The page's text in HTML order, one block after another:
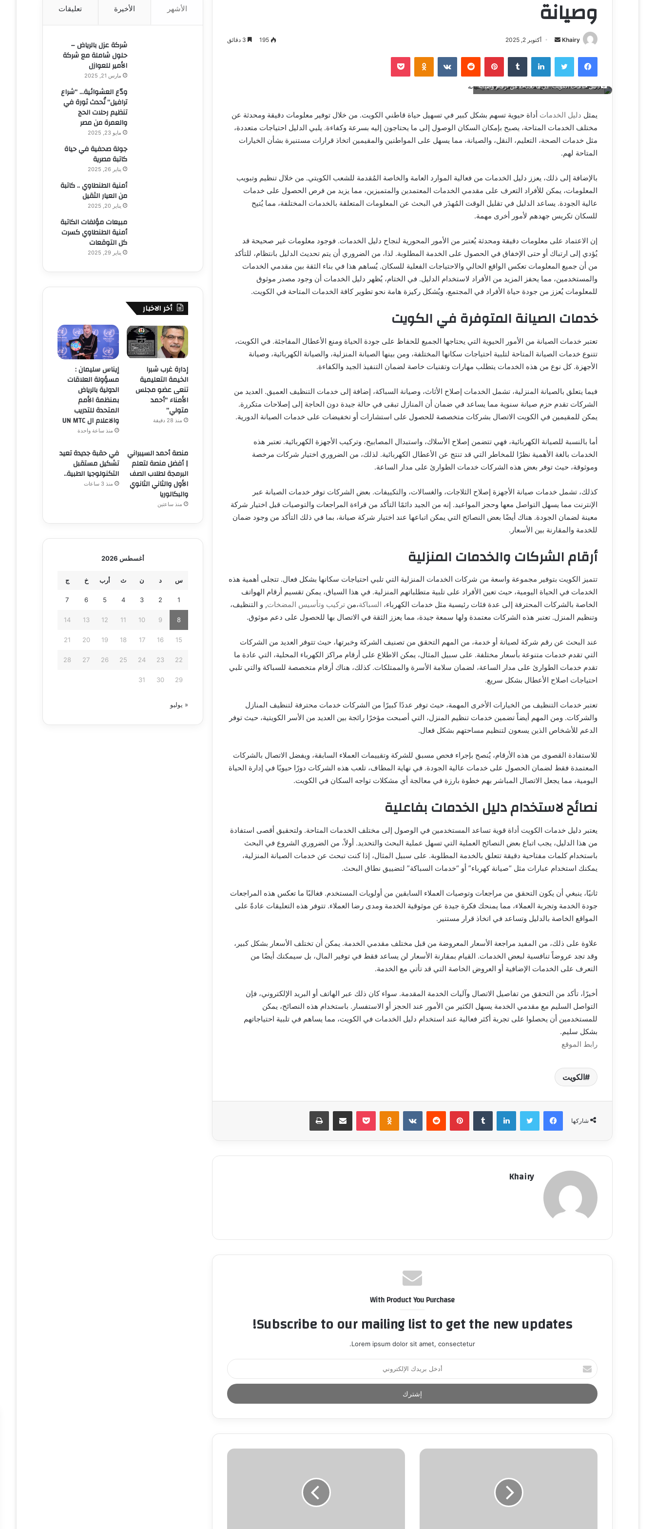
وصيانة
Khairy
أ
ل
ب
إ
ت
ر
و
أكتوبر 2, 2025 195 3 دقائق
فيسبوك تويتر لينكدإن ‏Tumblr بينتيريست ‏Reddit
‏VKontakte
Odnoklassniki بوكيت
دليل خدمات الكويت: كل ما تحتاجه من أرقام وصيانة
يمثل دليل الخدمات أداة حيوية تسهم بشكل كبير في تسهيل حياة قاطني الكويت. من خلال توفير معلومات دقيقة ومحدثة عن
مختلف الخدمات المتاحة، يصبح بإمكان السكان الوصول إلى ما يحتاجون إليه بسرعة وكفاءة. يلبي الدليل احتياجات متعددة،
مثل خدمات الصحة، التعليم، النقل، والصيانة، مما يسهل على المواطنين والمقيمين اتخاذ قرارات مستنيرة بشأن الخيارات
المتاحة لهم.
بالإضافة إلى ذلك، يعزز دليل الخدمات من فعالية الموارد العامة والخاصة المُقدمة للشعب الكويتي. من خلال تنظيم وتبويب
المعلومات، يمكن للأفراد التعرف على مقدمي الخدمات المعتمدين والمتميزين، مما يزيد من فرص الحصول على خدمات
عالية الجودة. يساعد الدليل في تقليل الوقت المُهدَر في البحث عن المعلومات المتعلقة بالخدمات المختلفة، مما يُتيح
للسكان تكريس جهدهم لأمور أخرى مهمة.
إن الاعتماد على معلومات دقيقة ومحدثة يُعتبر من الأمور المحورية لنجاح دليل الخدمات. فوجود معلومات غير صحيحة قد
يُؤدي إلى ارتباك أو حتى الإخفاق في الحصول على الخدمة المطلوبة. لذا، من الضروري أن يتم تحديث الدليل بانتظام، للتأكد
من أن جميع المعلومات تعكس الواقع الحالي والاحتياجات الفعلية للسكان. يُساهم هذا في بناء الثقة بين مقدمي الخدمات
والمستخدمين، مما يحفز المزيد من الأفراد لاستخدام الدليل. في الختام، يُظهر دليل الخدمات أن وجود مصدر موثوق
للمعلومات يُعزز من جودة حياة الأفراد في المجتمع، ويُشكل ركيزة هامة نحو تطوير كافة الخدمات المتاحة في الكويت.
خدمات الصيانة المتوفرة في الكويت
تعتبر خدمات الصيانة من الأمور الحيوية التي يحتاجها الجميع للحفاظ على جودة الحياة ومنع الأعطال المفاجئة. في الكويت،
تتنوع خدمات الصيانة المتاحة لتلبية احتياجات سكانها المختلفة، ومن بينها الصيانة المنزلية، والصيانة الكهربائية، وصيانة
الأجهزة. كل نوع من هذه الخدمات يتطلب مهارات وتقنيات خاصة لضمان التنفيذ الجيد والكفاءة.
فيما يتعلق بالصيانة المنزلية، تشمل الخدمات إصلاح الأثاث، وصيانة السباكة، إضافة إلى خدمات التنظيف العميق. العديد من
الشركات تقدم حزم صيانة سنوية مما يساعد في ضمان أن المنازل تبقى في حالة جيدة دون الحاجة إلى إصلاحات متكررة.
يمكن للمقيمين في الكويت الاتصال بشركات متخصصة للحصول على استشارات أو تخفيضات على خدمات الصيانة الدورية.
أما بالنسبة للصيانة الكهربائية، فهي تتضمن إصلاح الأسلاك، واستبدال المصابيح، وتركيب الأجهزة الكهربائية. تعتبر هذه
الخدمات بالغة الأهمية نظرًا للمخاطر التي قد تنتج عن الأعطال الكهربائية. لذلك، من الضروري اختيار شركات مرخصة
وموثوقة، حيث توفر بعض هذه الشركات خدمات الطوارئ على مدار الساعة.
كذلك، تشمل خدمات صيانة الأجهزة إصلاح الثلاجات، والغسالات، والتكييفات. بعض الشركات توفر خدمات الصيانة عبر
الإنترنت مما يسهل التواصل معها وحجز المواعيد. إنه من الجيد دائمًا التأكد من قراءة المراجعات والتوصيات قبل اختيار شركة
معينة لضمان الجودة. هناك أيضًا بعض النصائح التي يمكن اتباعها عند اختيار شركة صيانة، بما في ذلك التأكد من وجود ضمان
للخدمة والمقارنة بين الأسعار.
أرقام الشركات والخدمات المنزلية
تتميز الكويت بتوفير مجموعة واسعة من شركات الخدمات المنزلية التي تلبي احتياجات سكانها بشكل فعال. تتجلى أهمية هذه
الخدمات في الحياة اليومية، حيث تعين الأفراد على تلبية متطلباتهم المنزلية. في هذا السياق، يمكن تقسيم أرقام الهواتف
الخاصة بالشركات المحترفة إلى عدة فئات رئيسية مثل خدمات الكهرباء، السباكة،من تركيب وتأسيس المضخات, و التنظيف،
وتنظيم المنزل. تعتبر هذه الشركات معتمدة ولها سمعة جيدة، مما يعزز الثقة في الاتصال بها للحصول على دعم موثوق.
عند البحث عن رقم شركة لصيانة أو خدمة، من المهم التحقق من تصنيف الشركة وخبرتها، حيث تتوفر العديد من الشركات
التي تقدم خدمات متنوعة بأسعار مختلفة. على سبيل المثال، يمكن الاطلاع على أرقام مراكز الكهرباء المحلية، التي عادة ما
تقدم خدمات الطوارئ على مدار الساعة، لضمان سلامة الأسرة والممتلكات. كذلك، هناك أرقام متخصصة للسباكة والتي تلبي
احتياجات اصلاح الأعطال بشكل سريع.
تعتبر خدمات التنظيف من الخيارات الأخرى المهمة، حيث توفر عددًا كبيرًا من الشركات خدمات محترفة لتنظيف المنازل
والشركات. ومن المهم أيضاً تضمين خدمات تنظيم المنزل، التي أصبحت مؤخرًا رائجة بين العديد من الأسر الكويتية، حيث توفر
الدعم للأشخاص الذين يسعون لتنظيم مساحتهم بشكل فعال.
للاستفادة القصوى من هذه الأرقام، يُنصح بإجراء فحص مسبق للشركة وتقييمات العملاء السابقة، ويفضل الاتصال بالشركات
المعتمدة فقط لضمان الحصول على خدمات عالية الجودة. في نهاية المطاف، تلعب هذه الشركات دورًا حيويًا في إدارة الحياة
اليومية، مما يجعل الاتصال المباشر بهم خطوة بارزة في معالجة أي مشكلات تواجه السكان في الكويت.
نصائح لاستخدام دليل الخدمات بفاعلية
يعتبر دليل خدمات الكويت أداة قوية تساعد المستخدمين في الوصول إلى مختلف الخدمات المتاحة. ولتحقيق أقصى استفادة
من هذا الدليل، يجب اتباع بعض النصائح العملية التي تسهل عملية البحث والتحديد. أولاً، من الضروري الشروع في البحث
باستخدام كلمات مفتاحية دقيقة تتعلق بالخدمة المطلوبة. على سبيل المثال، إذا كنت تبحث عن خدمات الصيانة المنزلية،
يمكنك استخدام عبارات مثل “صيانة كهرباء” أو “خدمات السباكة” لتضييق نطاق البحث.
ثانيًا، ينبغي أن يكون التحقق من مراجعات وتوصيات العملاء السابقين من أولويات المستخدم. فغالبًا ما تعكس هذه المراجعات
جودة الخدمة وتجربة العملاء، مما يمنحك فكرة جيدة عن موثوقية الخدمة ومدى رضا العملاء. تتوفر هذه التعليقات عادةً على
المواقع الخاصة بالدليل وتساعد في اتخاذ قرار مستنير.
علاوة على ذلك، من المفيد مراجعة الأسعار المعروضة من قبل مختلف مقدمي الخدمة. يمكن أن تختلف الأسعار بشكل كبير،
وقد تجد عروضاً تنافسية لبعض الخدمات. القيام بمقارنة الأسعار لن يساعد فقط في توفير المال، بل سيمكنك أيضًا من
التعرف على الخدمات الإضافية أو العروض الخاصة التي قد تأتي مع الخدمة.
أخيرًا، تأكد من التحقق من تفاصيل الاتصال وآليات الخدمة المقدمة. سواء كان ذلك عبر الهاتف أو البريد الإلكتروني، فإن
التواصل السليم مع مقدمي الخدمة يسهل الكثير من الأمور عند الحجز أو الاستفسار. باستخدام هذه النصائح، يمكن
للمستخدمين أن يحصلوا على تجربة أكثر فعالية عند استخدام دليل الخدمات في الكويت، مما يساهم في تلبية احتياجاتهم
بشكل سليم.
رابط الموقع
الكويت
شاركها
فيسبوك تويتر لينكدإن ‏Tumblr بينتيريست ‏Reddit
‏VKontakte
Odnoklassniki بوكيت مشاركة عبر البريد طباعة
Khairy
With Product You Purchase
Subscribe to our mailing list to get the new updates!
Lorem ipsum dolor sit amet, consectetur.
أ
د
خ
ل
د
ا
الأشهر الأخيرة تعليقات
شركة عزل بالرياض –
حلول شاملة مع شركة
الأمير للعوازل
مارس 21, 2025
ودّع العشوائية… “شراع
ترافيل” تُحدث ثورة في
تنظيم رحلات الحج
والعمرة من مصر
مايو 23, 2025
جولة صحفية في حياة
كاتبة مصرية
يناير 26, 2025
أمنية الطنطاوي .. كاتبة
من العيار الثقيل
يناير 20, 2025
مبيعات مؤلفات الكاتبة
أمنية الطنطاوي كسرت
كل التوقعات
يناير 29, 2025
أخر الاخبار
إدارة غرب شبرا
الخيمة التعليمية
تنعى عضو مجلس
الأمناء “أحمد
متولي”
منذ 28 دقيقة
إيناس سليمان :
مسؤولة العلاقات
الدولية بالرياض
بمنظمة الأمم
المتحدة للتدريب
والاعلام ال UN MTC
منذ ساعة واحدة
منصة أحمد السيبراني
| أفضل منصة لتعلم
البرمجة لطلاب الصف
الأول والثاني الثانوي
والبكالوريا
منذ ساعتين
في حقبة جديدة تعيد
تشكيل مستقبل
التكنولوجيا الطبية..
منذ 3 ساعات
أغسطس 2026
س د ن ث أرب خ ج
1
2
3
4
5
6
7
8
9
10
11
12
13
14
15
16
17
18
19
20
21
22
23
24
25
26
27
28
29
30
31
« يوليو